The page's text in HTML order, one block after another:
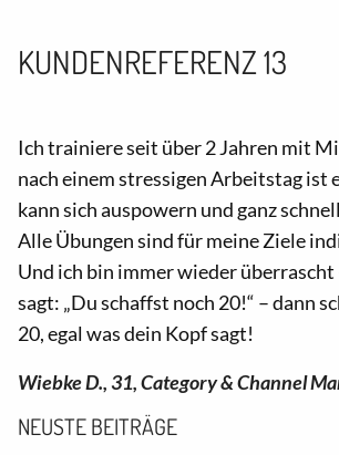
KUNDENREFERENZ 13
Ich trainiere seit über 2 Jahren mit
nach einem stressigen Arbeitstag ist
kann sich auspowern und ganz
Alle Übungen sind für meine Ziele
Und ich bin immer wieder
sagt: „Du schaffst noch 20!“ – dann
20, egal was dein Kopf sagt!
Wiebke D., 31, Category & Channel
NEUSTE BEITRÄGE